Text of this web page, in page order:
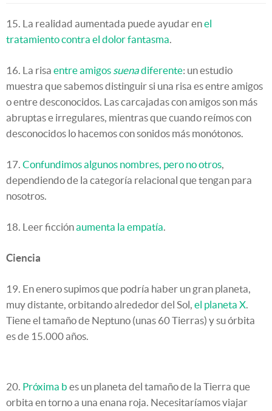
15. La realidad aumentada puede ayudar enel
tratamiento contra el dolor fantasma
16. La risa entre amigos suenadiferente: un estudio
muestra que sabemos distinguir si una risa es entre amigos
o entre desconocidos. Las carcajadas con amigos son más
abruptas e irregulares, mientras que cuando reímos con
desconocidos lo hacemos con sonidos más monótonos.
17. Confundimos algunos nombres, pero no otros
dependiendo de la categoría relacional que tengan para
nosotros.
18. Leer ficciónaumenta la empatía
Ciencia
19. En enero supimos que podría haber un gran planeta,
muy distante, orbitando alrededor del Sol, el planeta X
Tiene el tamaño de Neptuno (unas 60 Tierras) y su órbita
es de 15.000 años.
20. Próxima b es un planeta del tamaño de la Tierra que
orbita en torno a una enana roja. Necesitaríamos viajar